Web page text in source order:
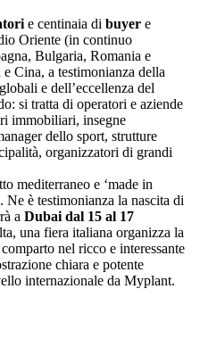
e centinaia di buyer e
Oriente (in continuo
Bulgaria, Romania e
Cina, a testimonianza della
e dell’eccellenza del
si tratta di operatori e aziende
immobiliari, insegne
dello sport, strutture
organizzatori di grandi
mediterraneo e ‘made in
Ne è testimonianza la nascita di
a Dubai dal 15 al 17
una fiera italiana organizza la
nel ricco e interessante
chiara e potente
internazionale da Myplant.